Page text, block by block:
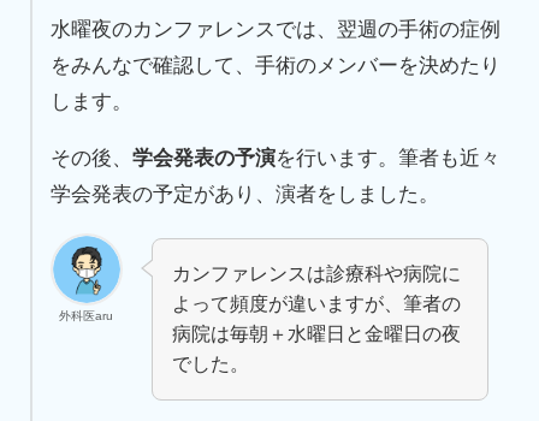
水曜夜のカンファレンスでは、翌週の手術の症例
をみんなで確認して、手術のメンバーを決めたり
します。
その後、 学会発表の予演を行います。筆者も近々
学会発表の予定があり、演者をしました。
外科医aru
カンファレンスは診療科や病院に
よって頻度が違いますが、筆者の
病院は毎朝＋水曜日と金曜日の夜
でした。